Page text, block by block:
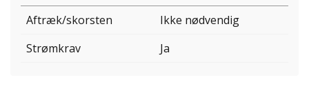
Aftræk/skorsten
Ikke nødvendig
Strømkrav
Ja